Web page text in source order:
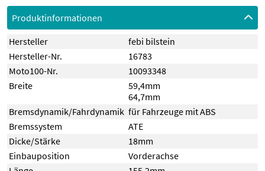
Produktinformationen
Hersteller
febi bilstein
Hersteller-Nr.
16783
Moto100-Nr.
10093348
Breite
59,4mm
64,7mm
Bremsdynamik/Fahrdynamik für Fahrzeuge mit ABS
Bremssystem
ATE
Dicke/Stärke
18mm
Einbauposition
Vorderachse